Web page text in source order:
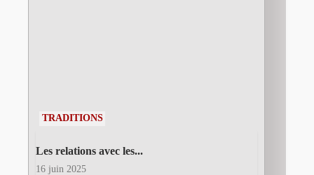
TRADITIONS
Les relations avec les...
16 juin 2025